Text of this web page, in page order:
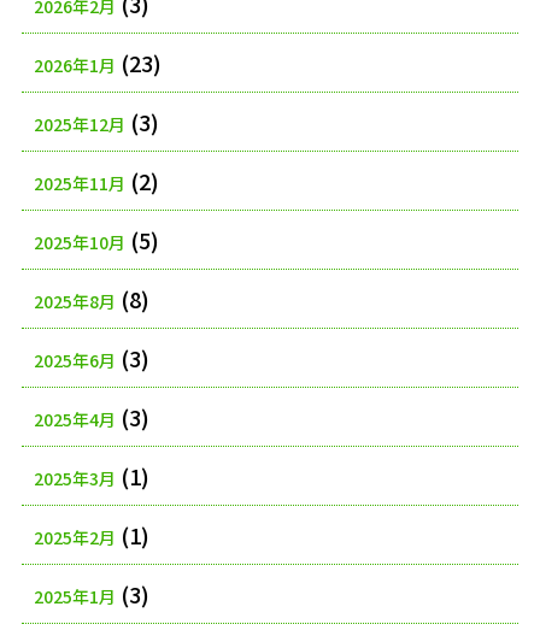
2026年2月
2026年1月 (23)
2025年12月 (3)
2025年11月 (2)
2025年10月 (5)
2025年8月 (8)
2025年6月 (3)
2025年4月 (3)
2025年3月 (1)
2025年2月 (1)
2025年1月 (3)